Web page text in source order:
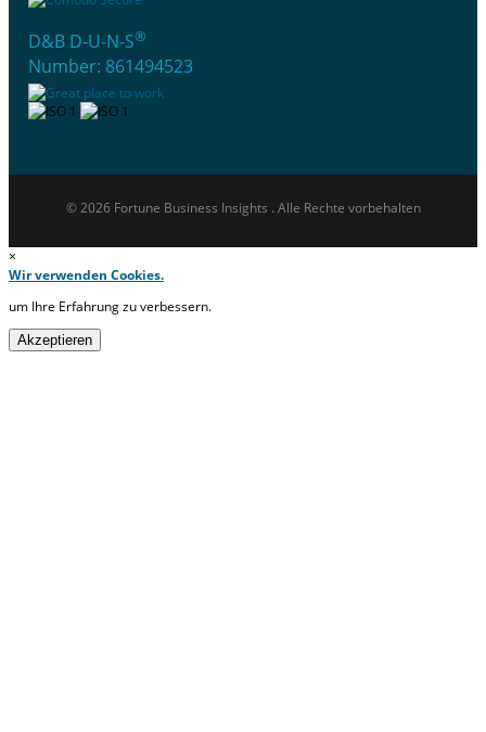
D&B D-U-N-S®
Number: 861494523
© 2026 Fortune Business Insights . Alle Rechte vorbehalten
×
Wir verwenden Cookies.
um Ihre Erfahrung zu verbessern.
Akzeptieren